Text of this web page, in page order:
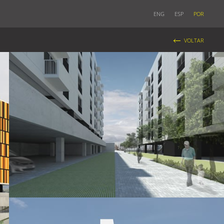
ENG ESP POR
VOLTAR